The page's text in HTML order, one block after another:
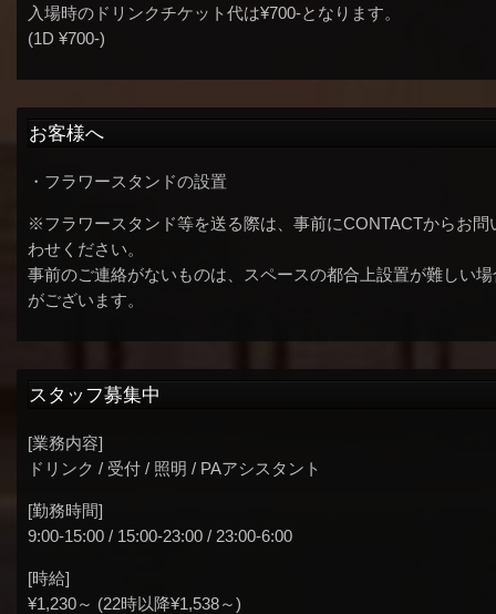
入場時のドリンクチケット代は¥700-となります。
(1D ¥700-)
お客様へ
・フラワースタンドの設置
※フラワースタンド等を送る際は、事前にCONTACTからお問
わせください。
事前のご連絡がないものは、スペースの都合上設置が難しい場
がございます。
スタッフ募集中
[業務内容]
ドリンク / 受付 / 照明 / PAアシスタント
[勤務時間]
9:00-15:00 / 15:00-23:00 / 23:00-6:00
[時給]
¥1,230～ (22時以降¥1,538～)